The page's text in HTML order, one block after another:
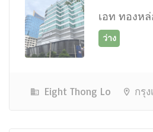
เอท ทองห
Eight Thong Lo กรุ
ว่าง